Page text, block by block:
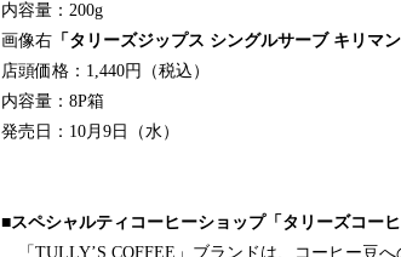
内容量：200g
画像右 「タリーズジップス シングルサーブ キリマ
店頭価格：1,440円（税込）
内容量：8P箱
発売日：10月9日（水）
■スペシャルティコーヒーショップ「タリーズコー
「TULLY’S COFFEE」ブランドは、コーヒー豆へ